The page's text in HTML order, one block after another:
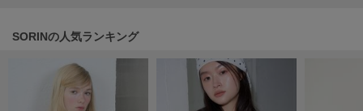
ルコックスポルティフ
レスポートサック
SORINの人気ランキング